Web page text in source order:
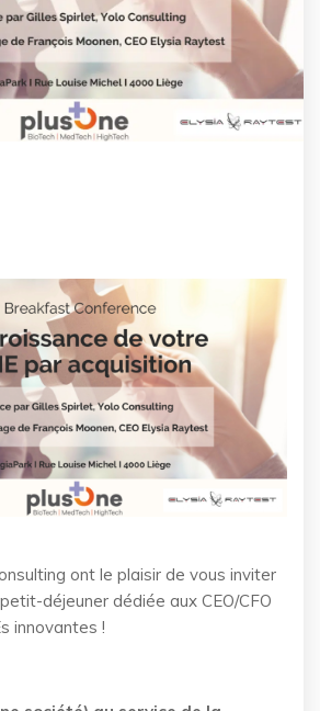
ont le plaisir de vous inviter
déjeuner dédiée aux CEO/CFO
innovantes !